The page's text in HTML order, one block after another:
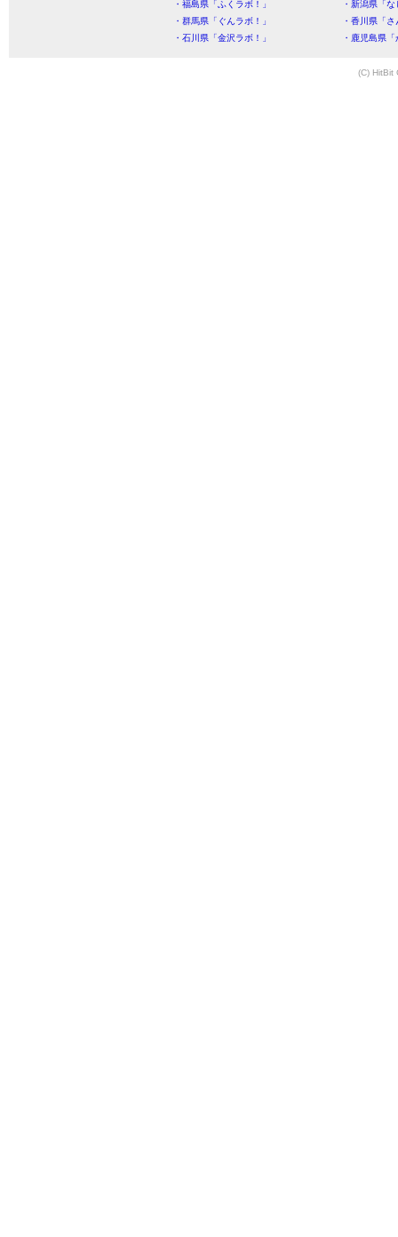
・福島県「ふくラボ！」
・新潟県「
・群馬県「ぐんラボ！」
・香川県「
・石川県「金沢ラボ！」
・鹿児島県
(C) HitBit